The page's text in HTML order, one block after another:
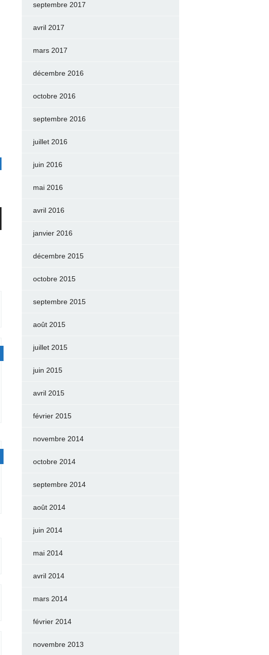
septembre 2017
avril 2017
mars 2017
décembre 2016
octobre 2016
septembre 2016
juillet 2016
juin 2016
mai 2016
avril 2016
janvier 2016
décembre 2015
octobre 2015
septembre 2015
août 2015
juillet 2015
juin 2015
avril 2015
février 2015
novembre 2014
octobre 2014
septembre 2014
août 2014
juin 2014
mai 2014
avril 2014
mars 2014
février 2014
novembre 2013